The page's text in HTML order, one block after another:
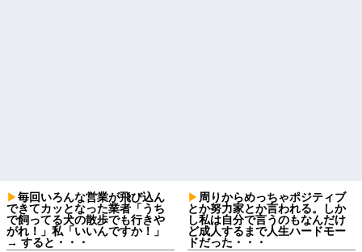
毎回いろんな営業が飛び込ん
できてカッとなった業者「うち
で飼ってる犬の散歩でも行きや
がれ！」私「いいんですか！」
→ すると・・・
周りからめっちゃポジティブ
とか努力家とか言われる。しか
し私は自分で言うのもなんだけ
ど成人するまで人生ハードモー
ドだった・・・